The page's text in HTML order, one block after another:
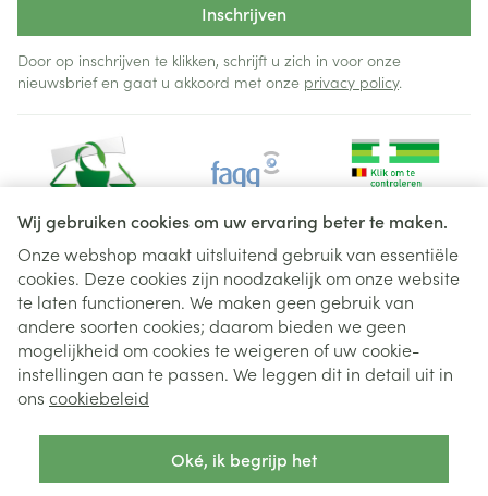
Wij gebruiken cookies om uw ervaring beter te maken.
Onze webshop maakt uitsluitend gebruik van essentiële
cookies. Deze cookies zijn noodzakelijk om onze website
te laten functioneren. We maken geen gebruik van
andere soorten cookies; daarom bieden we geen
mogelijkheid om cookies te weigeren of uw cookie-
instellingen aan te passen. We leggen dit in detail uit in
ons cookiebeleid
Oké, ik begrijp het
Inschrijven
Door op inschrijven te klikken, schrijft u zich in voor onze
nieuwsbrief en gaat u akkoord met onze privacy policy.
Juridische links